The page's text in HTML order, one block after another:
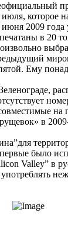
июля, которое
июня 2009
в 20
Ему
на
в
было
Valley” в